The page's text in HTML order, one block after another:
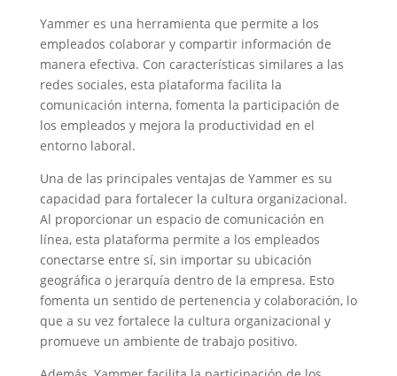
Yammer es una herramienta que permite a los
empleados colaborar y compartir información de
manera efectiva. Con características similares a las
redes sociales, esta plataforma facilita la
comunicación interna, fomenta la participación de
los empleados y mejora la productividad en el
entorno laboral.
Una de las principales ventajas de Yammer es su
capacidad para fortalecer la cultura organizacional.
Al proporcionar un espacio de comunicación en
línea, esta plataforma permite a los empleados
conectarse entre sí, sin importar su ubicación
geográfica o jerarquía dentro de la empresa. Esto
fomenta un sentido de pertenencia y colaboración, lo
que a su vez fortalece la cultura organizacional y
promueve un ambiente de trabajo positivo.